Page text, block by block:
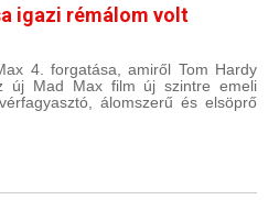
igazi rémálom volt
4. forgatása, amiről Tom Hardy
új Mad Max film új szintre emeli
álomszerű és elsöprő